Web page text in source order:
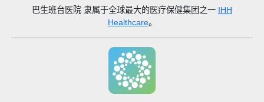
巴生班台医院 隶属于全球最大的医疗保健集团之一 IHH
Healthcare。